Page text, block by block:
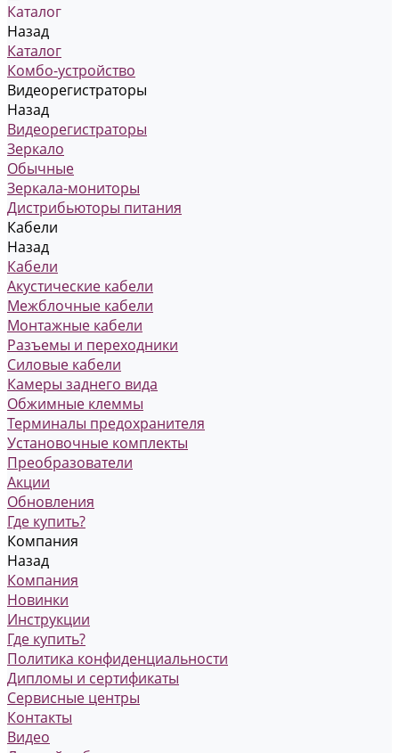
Каталог
Назад
Каталог
Комбо-устройство
Видеорегистраторы
Назад
Видеорегистраторы
Зеркало
Обычные
Зеркала-мониторы
Дистрибьюторы питания
Кабели
Назад
Кабели
Акустические кабели
Межблочные кабели
Монтажные кабели
Разъемы и переходники
Силовые кабели
Камеры заднего вида
Обжимные клеммы
Терминалы предохранителя
Установочные комплекты
Преобразователи
Акции
Обновления
Где купить?
Компания
Назад
Компания
Новинки
Инструкции
Где купить?
Политика конфиденциальности
Дипломы и сертификаты
Сервисные центры
Контакты
Видео